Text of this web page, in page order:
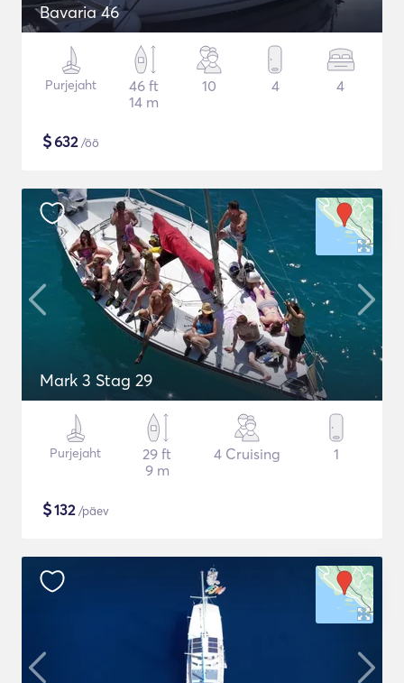
Bavaria 46
Purjejaht
46 ft
14 m
10 4 4
$632/öö
Mark 3 Stag 29
Purjejaht
29 ft
9 m
4 Cruising 1
$132/päev